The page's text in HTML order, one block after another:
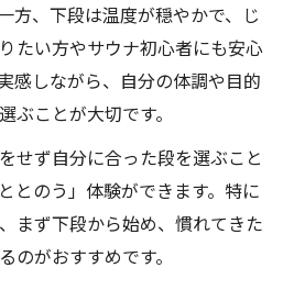
方、下段は温度が穏やかで、じ
たい方やサウナ初心者にも安心
感しながら、自分の体調や目的
ぶことが大切です。
せず自分に合った段を選ぶこと
とのう」体験ができます。特に
まず下段から始め、慣れてきた
のがおすすめです。